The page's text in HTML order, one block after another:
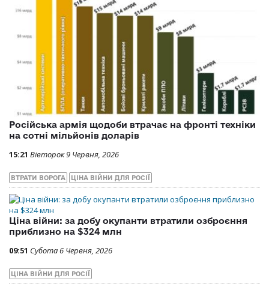
Російська армія щодоби втрачає на фронті техніки
на сотні мільйонів доларів
15:21 Вівторок 9 Червня, 2026
ВТРАТИ ВОРОГА ЦІНА ВІЙНИ ДЛЯ РОСІЇ
Ціна війни: за добу окупанти втратили озброєння
приблизно на $324 млн
09:51 Субота 6 Червня, 2026
ЦІНА ВІЙНИ ДЛЯ РОСІЇ